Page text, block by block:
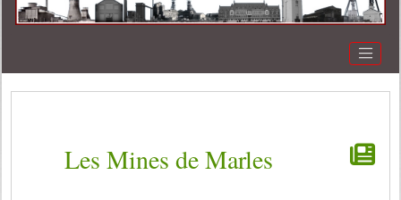
Les Mines de Marles